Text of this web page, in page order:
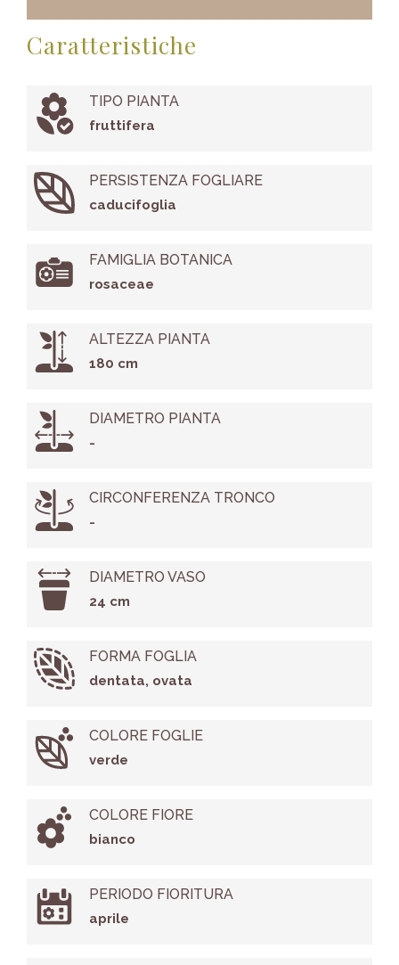
Caratteristiche
TIPO PIANTA
fruttifera
PERSISTENZA FOGLIARE
caducifoglia
FAMIGLIA BOTANICA
rosaceae
ALTEZZA PIANTA
180 cm
DIAMETRO PIANTA
-
CIRCONFERENZA TRONCO
-
DIAMETRO VASO
24 cm
FORMA FOGLIA
dentata, ovata
COLORE FOGLIE
verde
COLORE FIORE
bianco
PERIODO FIORITURA
aprile